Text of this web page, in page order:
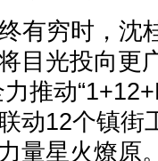
有穷时，沈
目光投向
力推动
动12个镇街
量星火燎原